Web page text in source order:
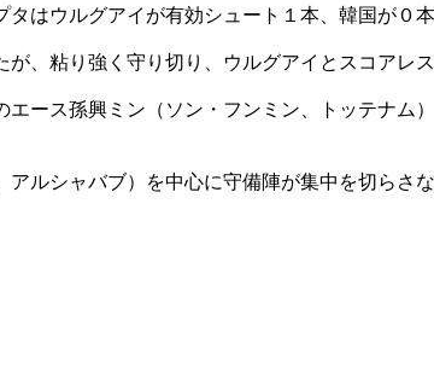
はウルグアイが有効シュート１本、韓国が０本
、粘り強く守り切り、ウルグアイとスコアレ
ース孫興ミン（ソン・フンミン、トッテナム
ルシャバブ）を中心に守備陣が集中を切らさな